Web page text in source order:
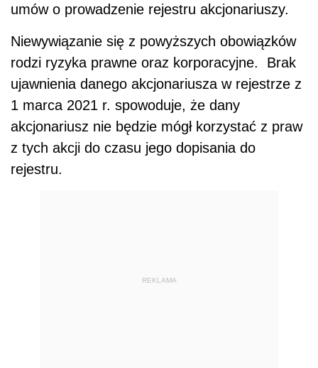
umów o prowadzenie rejestru akcjonariuszy.
Niewywiązanie się z powyższych obowiązków
rodzi ryzyka prawne oraz korporacyjne. Brak
ujawnienia danego akcjonariusza w rejestrze z
1 marca 2021 r. spowoduje, że dany
akcjonariusz nie będzie mógł korzystać z praw
z tych akcji do czasu jego dopisania do
rejestru.
REKLAMA